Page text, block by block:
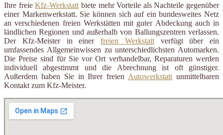
Ihre freieKfz-Werkstattbiete mehr Vorteile als Nachteile gegenüber
einer Markenwerkstatt. Sie können sich auf ein bundesweites Netz
an verschiedenen freien Werkstätten mit guter Abdeckung auch in
ländlichen Regionen und außerhalb von Ballungszentren verlassen.
Der Kfz-Meister in einer freien Werkstattverfügt über ein
umfassendes Allgemeinwissen zu unterschiedlichsten Automarken.
Die Preise sind für Sie vor Ort verhandelbar, Reparaturen werden
individuell abgestimmt und die Abrechnung ist oft günstiger.
Außerdem haben Sie in Ihrer freienAutowerkstattunmittelbaren
Kontakt zum Kfz-Meister.